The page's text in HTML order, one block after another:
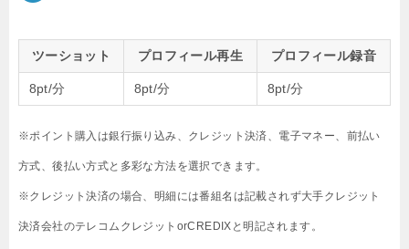
ツーショット プロフィール再生 プロフィール録音
8pt/分 8pt/分 8pt/分
※ポイント購入は銀行振り込み、クレジット決済、電子マネー、前払い
方式、後払い方式と多彩な方法を選択できます。
※クレジット決済の場合、明細には番組名は記載されず大手クレジット
決済会社のテレコムクレジットorCREDIXと明記されます。